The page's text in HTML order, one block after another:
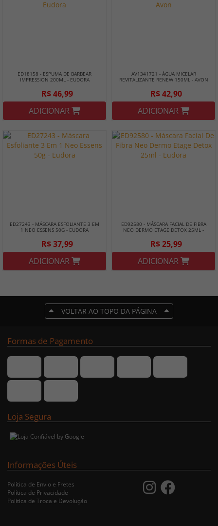
ED18158 - ESPUMA DE BARBEAR
IMPRESSION 200ML - EUDORA
R$ 46,99
ADICIONAR
AV1341721 - ÁGUA MICELAR
REVITALIZANTE RENEW 150ML - AVON
R$ 42,90
ADICIONAR
ED27243 - MÁSCARA ESFOLIANTE 3 EM
1 NEO ESSENS 50G - EUDORA
R$ 37,99
ADICIONAR
ED92580 - MÁSCARA FACIAL DE FIBRA
NEO DERMO ETAGE DETOX 25ML -
R$ 25,99
ADICIONAR
VOLTAR AO TOPO DA PÁGINA
Formas de Pagamento
Loja Segura
Informações Úteis
Política de Envio e Fretes
Política de Privacidade
Política de Troca e Devolução